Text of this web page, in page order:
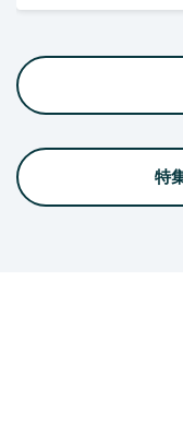
特